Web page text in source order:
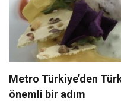
Metro Türkiye’den
önemli bir adım